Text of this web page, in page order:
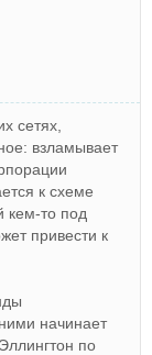
сетях,
взламывает
к схеме
кем-то под
привести к
начинает
по